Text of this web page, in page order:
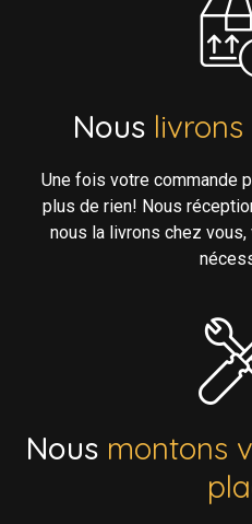
Nous
Une fois votre commande
plus de rien! Nous
nous la livrons chez vous,
Nous montons